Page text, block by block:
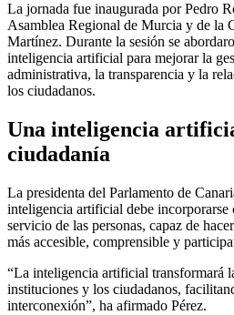
La jornada fue inaugurada por Pedro
Asamblea Regional de Murcia y de la
Martínez. Durante la sesión se
inteligencia artificial para mejorar la
administrativa, la transparencia y la
los ciudadanos.
Una inteligencia
ciudadanía
La presidenta del Parlamento de
inteligencia artificial debe incorporarse
servicio de las personas, capaz de
más accesible, comprensible y
“La inteligencia artificial transformará
instituciones y los ciudadanos,
interconexión”, ha afirmado Pérez.